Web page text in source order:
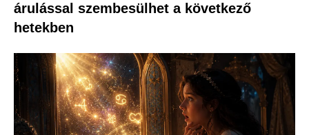
árulással szembesülhet a következő
hetekben